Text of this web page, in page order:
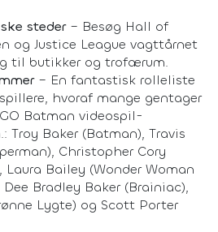
steder– Besøg Hall of
og Justice League vagttårnet
til butikker og trofærum.
– En fantastisk rolleliste
hvoraf mange gentager
Batman videospil-
Troy Baker (Batman), Travis
Christopher Cory
Laura Bailey (Wonder Woman
Bradley Baker (Brainiac),
Lygte) og Scott Porter